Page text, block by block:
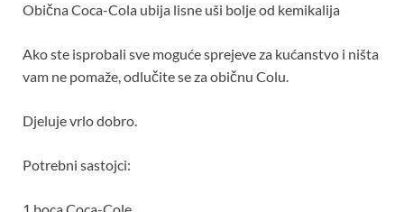
Obična Coca-Cola ubija lisne uši bolje od kemikalija
Ako ste isprobali sve moguće sprejeve za kućanstvo i ništa
vam ne pomaže, odlučite se za običnu Colu.
Djeluje vrlo dobro.
Potrebni sastojci: